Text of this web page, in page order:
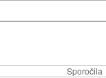
Sporočila